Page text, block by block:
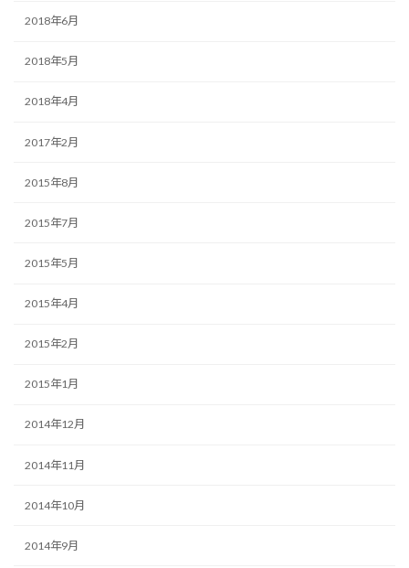
2018年6月
2018年5月
2018年4月
2017年2月
2015年8月
2015年7月
2015年5月
2015年4月
2015年2月
2015年1月
2014年12月
2014年11月
2014年10月
2014年9月